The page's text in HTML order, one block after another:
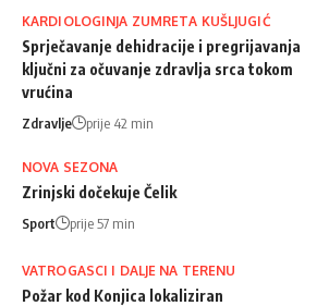
KARDIOLOGINJA ZUMRETA KUŠLJUGIĆ
Sprječavanje dehidracije i pregrijavanja
ključni za očuvanje zdravlja srca tokom
vrućina
Zdravlje prije 42 min
NOVA SEZONA
Zrinjski dočekuje Čelik
Sport prije 57 min
VATROGASCI I DALJE NA TERENU
Požar kod Konjica lokaliziran